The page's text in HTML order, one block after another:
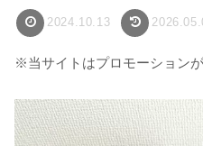
2024.10.13
※当サイトはプロモーション